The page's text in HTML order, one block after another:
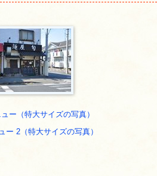
ー（特大サイズの写真）
ー 2（特大サイズの写真）